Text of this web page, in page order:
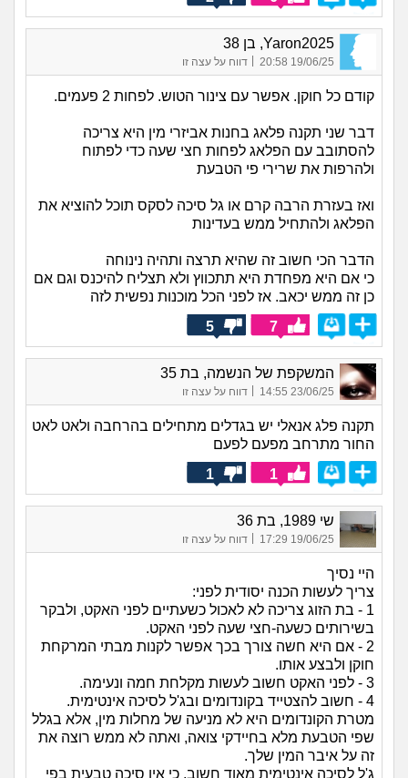
Yaron2025, בן 38
19/06/25 20:58
| דווח על עצה זו
קודם כל חוקן. אפשר עם צינור הטוש. לפחות 2 פעמים.
דבר שני תקנה פלאג בחנות אביזרי מין היא צריכה
להסתובב עם הפלאג לפחות חצי שעה כדי לפתוח
ולהרפות את שרירי פי הטבעת
ואז בעזרת הרבה קרם או גל סיכה לסקס תוכל להוציא את
הפלאג ולהתחיל ממש בעדינות
הדבר הכי חשוב זה שהיא תרצה ותהיה נינוחה
כי אם היא מפחדת היא תתכווץ ולא תצליח להיכנס וגם אם
כן זה ממש יכאב. אז לפני הכל מוכנות נפשית לזה
7
5
המשקפת של הנשמה, בת 35
23/06/25 14:55
| דווח על עצה זו
תקנה פלג אנאלי יש בגדלים מתחילים בהרחבה ולאט לאט
החור מתרחב מפעם לפעם
1
1
שי 1989, בת 36
19/06/25 17:29 דווח על עצה זו
היי נסיך
צריך לעשות הכנה יסודית לפני:
1 - בת הזוג צריכה לא לאכול כשעתיים לפני האקט, ולבקר
בשירותים כשעה-חצי שעה לפני האקט.
2 - אם היא חשה צורך בכך אפשר לקנות מבתי המרקחת
חוקן ולבצע אותו.
3 - לפני האקט חשוב לעשות מקלחת חמה ונעימה.
4 - חשוב להצטייד בקונדומים ובג'ל לסיכה אינטימית.
מטרת הקונדומים היא לא מניעה של מחלות מין, אלא בגלל
שפי הטבעת מלא בחיידקי צואה, ואתה לא ממש רוצה את
זה על איבר המין שלך.
ג'ל לסיכה אינטימית מאוד חשוב, כי אין סיכה טבעית בפי